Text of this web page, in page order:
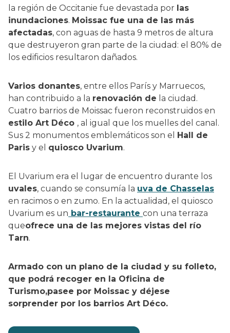
la región de Occitanie fue devastada por las
inundaciones. Moissac fue una de las más
afectadas, con aguas de hasta 9 metros de altura
que destruyeron gran parte de la ciudad: el 80% de
los edificios resultaron dañados.
Varios donantes, entre ellos París y Marruecos,
han contribuido a la renovación de la ciudad.
Cuatro barrios de Moissac fueron reconstruidos en
estilo Art Déco , al igual que los muelles del canal.
Sus 2 monumentos emblemáticos son el Hall de
Paris y el quiosco Uvarium.
El Uvarium era el lugar de encuentro durante los
uvales, cuando se consumía la uva de Chasselas
en racimos o en zumo. En la actualidad, el quiosco
Uvarium es un bar-restaurante con una terraza
queofrece una de las mejores vistas del río
Tarn.
Armado con un plano de la ciudad y su folleto,
que podrá recoger en la Oficina de
Turismo,pasee por Moissac y déjese
sorprender por los barrios Art Déco.